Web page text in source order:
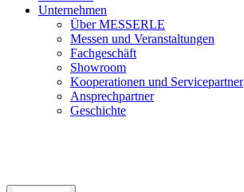
Unternehmen
Über MESSERLE
Messen und Veranstaltungen
Fachgeschäft
Showroom
Kooperationen und Servicepartner
Ansprechpartner
Geschichte